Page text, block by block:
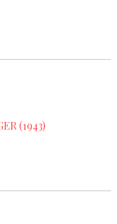
(1943)